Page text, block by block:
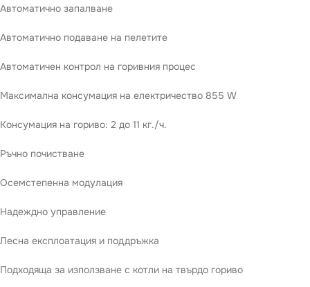
Автоматично запалване
Автоматично подаване на пелетите
Автоматичен контрол на горивния процес
Максимална консумация на електричество 855 W
Консумация на гориво: 2 до 11 кг./ч.
Ръчно почистване
Осемстепенна модулация
Надеждно управление
Лесна експлоатация и поддръжка
Подходяща за използване с котли на твърдо гориво